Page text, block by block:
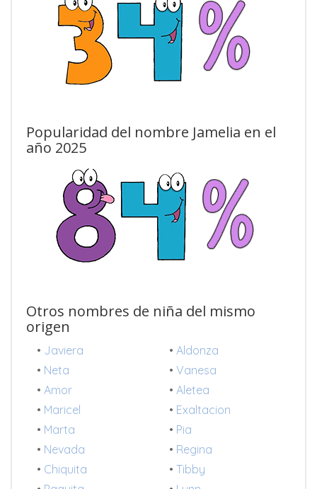
Popularidad del nombre Jamelia en el
año 2025
Otros nombres de niña del mismo
origen
• Javiera • Aldonza
• Neta • Vanesa
• Amor • Aletea
• Maricel • Exaltacion
• Marta • Pia
• Nevada • Regina
• Chiquita • Tibby